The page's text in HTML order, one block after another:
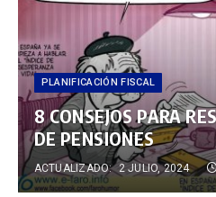
PLANIFICACIÓN FISCAL
8 CONSEJOS PARA
DE PENSIONES
ACTUALIZADO: 2 JULIO, 2024